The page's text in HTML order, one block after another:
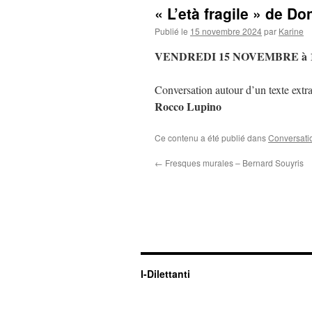
« L’età fragile » de
Publié le 15 novembre 2024par Karine
VENDREDI 15 NOVEMBRE à
Conversation autour d’un texte
Rocco Lupino
Ce contenu a été publié dans
← Fresques murales – Bernard Souyris
I-Dilettanti